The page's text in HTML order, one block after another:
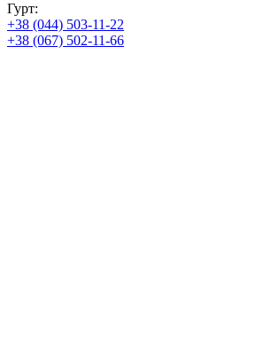
Гурт:
+38 (044) 503-11-22
+38 (067) 502-11-66